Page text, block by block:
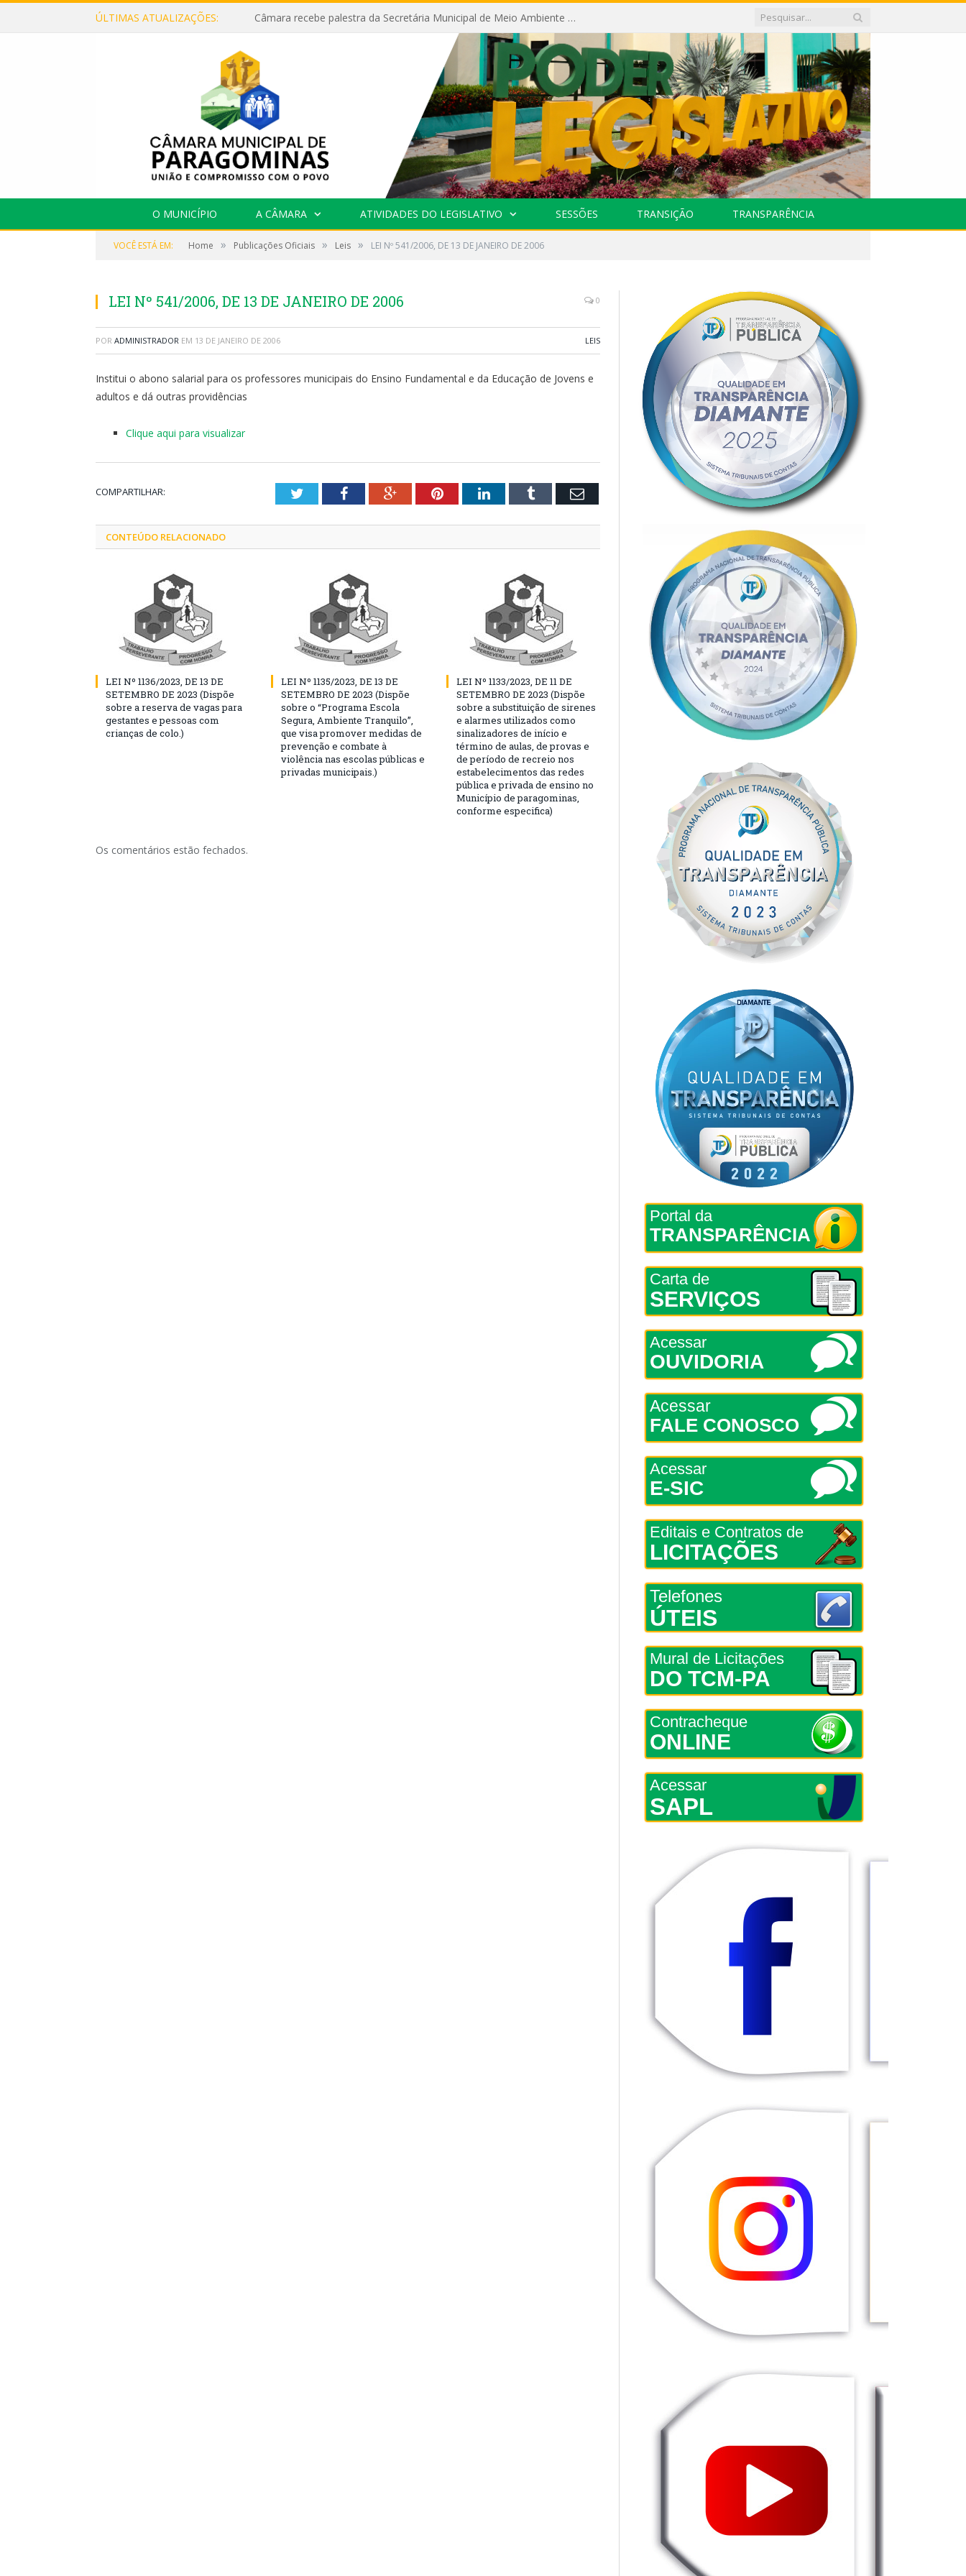
ÚLTIMAS ATUALIZAÇÕES: Câmara recebe palestra da Secretária Municipal de Meio Ambiente sobre as ações da “SEMANA DO MEIO AMBIENTE”
O MUNICÍPIO A CÂMARA ATIVIDADES DO LEGISLATIVO SESSÕES TRANSIÇÃO TRANSPARÊNCIA
VOCÊ ESTÁ EM: Home » Publicações Oficiais » Leis » LEI Nº 541/2006, DE 13 DE JANEIRO DE 2006
LEI Nº 541/2006, DE 13 DE JANEIRO DE 2006 0
POR ADMINISTRADOR EM 13 DE JANEIRO DE 2006 LEIS
Institui o abono salarial para os professores municipais do Ensino Fundamental e da Educação de Jovens e
adultos e dá outras providências
Clique aqui para visualizar
COMPARTILHAR: TwitterFacebookGoogle+PinterestLinkedInTumblr Email
CONTEÚDO RELACIONADO
LEI Nº 1136/2023, DE 13 DE
SETEMBRO DE 2023 (Dispõe
sobre a reserva de vagas para
gestantes e pessoas com
crianças de colo.)
LEI Nº 1135/2023, DE 13 DE
SETEMBRO DE 2023 (Dispõe
sobre o “Programa Escola
Segura, Ambiente Tranquilo”,
que visa promover medidas de
prevenção e combate à
violência nas escolas públicas e
privadas municipais.)
LEI Nº 1133/2023, DE 11 DE
SETEMBRO DE 2023 (Dispõe
sobre a substituição de sirenes
e alarmes utilizados como
sinalizadores de início e
término de aulas, de provas e
de período de recreio nos
estabelecimentos das redes
pública e privada de ensino no
Município de paragominas,
conforme especifica)
Os comentários estão fechados.
Portal da
TRANSPARÊNCIA
Carta de
SERVIÇOS
Acessar
OUVIDORIA
Acessar
FALE CONOSCO
Acessar
E-SIC
Editais e Contratos de
LICITAÇÕES
Telefones
ÚTEIS
Mural de Licitações
DO TCM-PA
Contracheque
ONLINE
Acessar
SAPL